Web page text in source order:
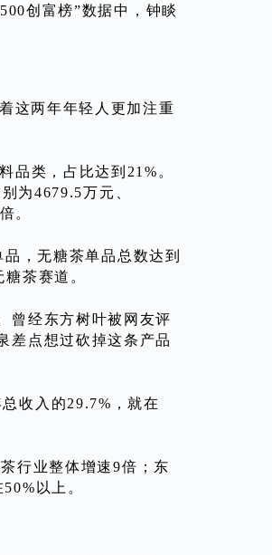
创富榜”数据中，钟睒
这两年年轻人更加注重
品类，占比达到21%。
为4679.5万元、
。
，无糖茶单品总数达到
茶赛道。
曾经东方树叶被网友评
差点想过砍掉这条产品
收入的29.7%，就在
行业整体增速9倍；东
以上。